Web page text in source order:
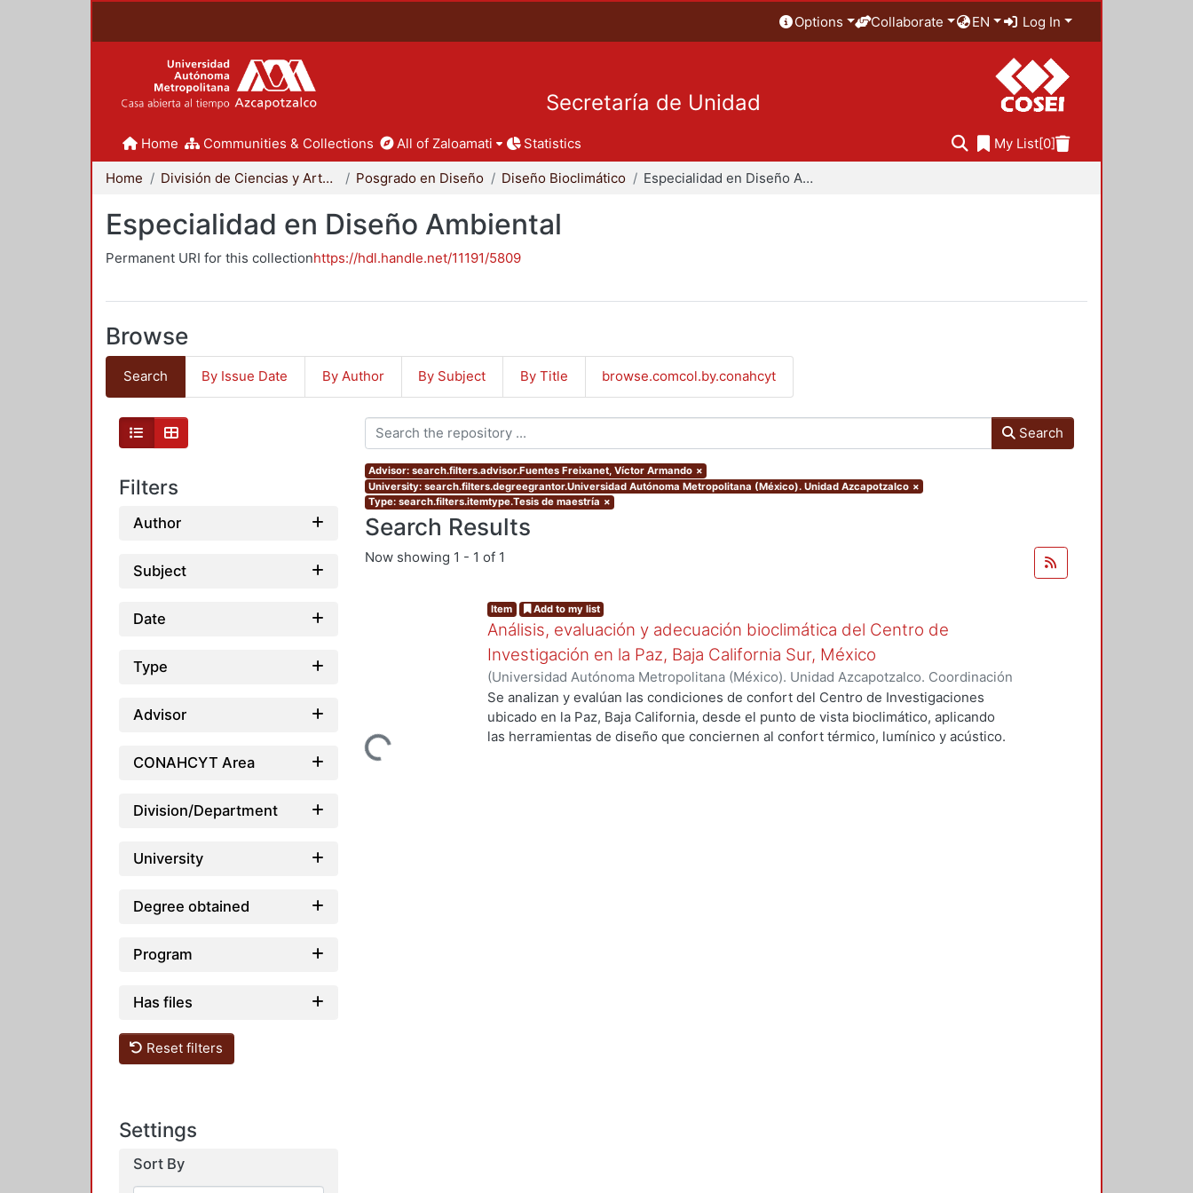
Options Collaborate EN Log In
Secretaría de Unidad
Home Communities & Collections All of Zaloamati Statistics My List[0]
Home División de Ciencias y Artes para el Diseño Posgrado en Diseño Diseño Bioclimático Especialidad en Diseño Ambiental
Especialidad en Diseño Ambiental
Permanent URI for this collectionhttps://hdl.handle.net/11191/5809
Browse
Search By Issue Date By Author By Subject By Title browse.comcol.by.conahcyt
Filters
Author
Subject
Date
Type
Advisor
CONAHCYT Area
Division/Department
University
Degree obtained
Program
Has files
Reset filters
Settings
Sort By
Search
Advisor: search.filters.advisor.Fuentes Freixanet, Víctor Armando ×
University: search.filters.degreegrantor.Universidad Autónoma Metropolitana (México). Unidad Azcapotzalco ×
Type: search.filters.itemtype.Tesis de maestría ×
Search Results
Now showing 1 - 1 of 1
Loading...
Item Add to my list
Análisis, evaluación y adecuación bioclimática del Centro de
Investigación en la Paz, Baja California Sur, México
(Universidad Autónoma Metropolitana (México). Unidad Azcapotzalco. Coordinación
de Servicios de Información.,1999-12 )García Tavera, José Luis
Se analizan y evalúan las condiciones de confort del Centro de Investigaciones
ubicado en la Paz, Baja California, desde el punto de vista bioclimático, aplicando
las herramientas de diseño que conciernen al confort térmico, lumínico y acústico.